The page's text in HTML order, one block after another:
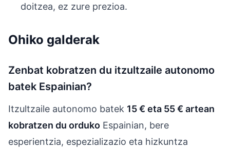
doitzea, ez zure prezioa.
Ohiko galderak
Zenbat kobratzen du itzultzaile autonomo
batek Espainian?
Itzultzaile autonomo batek 15 € eta 55 € artean
kobratzen du orduko Espainian, bere
esperientzia, espezializazio eta hizkuntza